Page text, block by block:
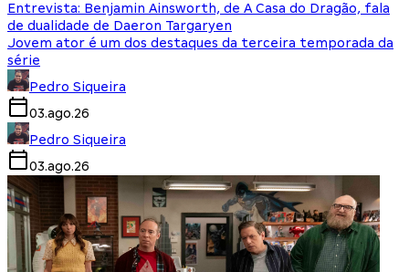
Entrevista: Benjamin Ainsworth, de A Casa do Dragão, fala
de dualidade de Daeron Targaryen
Jovem ator é um dos destaques da terceira temporada da
série
Pedro Siqueira
03.ago.26
Pedro Siqueira
03.ago.26